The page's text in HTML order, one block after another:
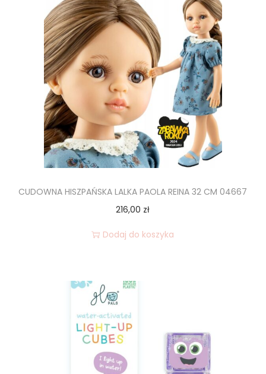
CUDOWNA HISZPAŃSKA LALKA PAOLA REINA 32 CM 04667
216,00 zł
Dodaj do koszyka